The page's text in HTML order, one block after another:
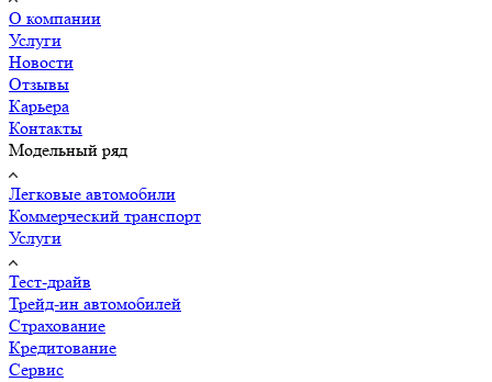
О компании
Услуги
Новости
Отзывы
Карьера
Контакты
Модельный ряд
Легковые автомобили
Коммерческий транспорт
Услуги
Тест-драйв
Трейд-ин автомобилей
Страхование
Кредитование
Сервис